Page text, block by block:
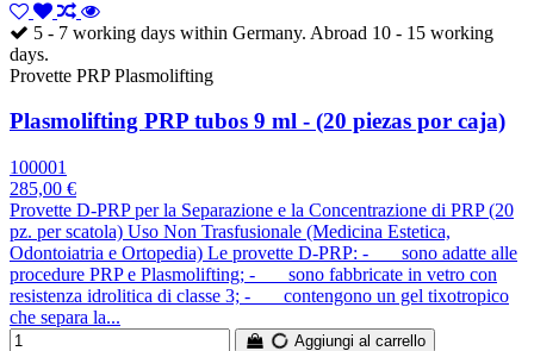
5 - 7 working days within Germany. Abroad 10 - 15 working
days.
Provette PRP Plasmolifting
Plasmolifting PRP tubos 9 ml - (20 piezas por caja)
100001
285,00 €
Provette D-PRP per la Separazione e la Concentrazione di PRP (20
pz. per scatola) Uso Non Trasfusionale (Medicina Estetica,
Odontoiatria e Ortopedia) Le provette D-PRP: - sono adatte alle
procedure PRP e Plasmolifting; - sono fabbricate in vetro con
resistenza idrolitica di classe 3; - contengono un gel tixotropico
che separa la...
Aggiungi al carrello